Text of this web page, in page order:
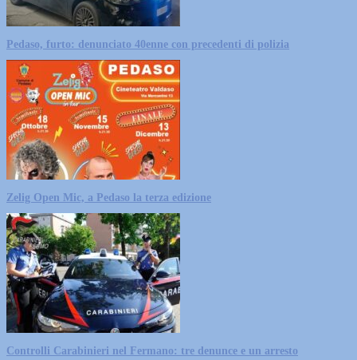
Pedaso, furto: denunciato 40enne con precedenti di polizia
Zelig Open Mic, a Pedaso la terza edizione
Controlli Carabinieri nel Fermano: tre denunce e un arresto